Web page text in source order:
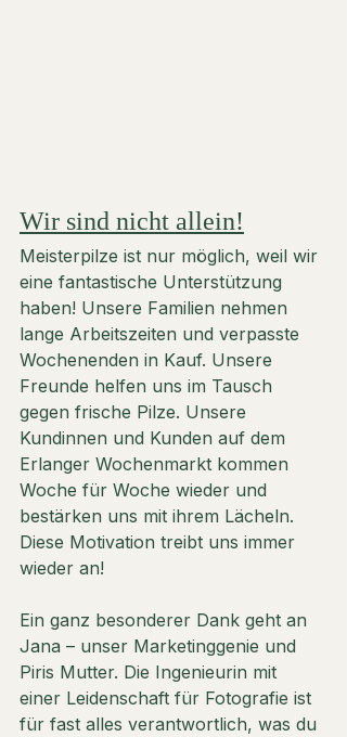
Wir sind nicht allein!
Meisterpilze ist nur möglich, weil wir
eine fantastische Unterstützung
haben! Unsere Familien nehmen
lange Arbeitszeiten und verpasste
Wochenenden in Kauf. Unsere
Freunde helfen uns im Tausch
gegen frische Pilze. Unsere
Kundinnen und Kunden auf dem
Erlanger Wochenmarkt kommen
Woche für Woche wieder und
bestärken uns mit ihrem Lächeln.
Diese Motivation treibt uns immer
wieder an!
Ein ganz besonderer Dank geht an
Jana – unser Marketinggenie und
Piris Mutter. Die Ingenieurin mit
einer Leidenschaft für Fotografie ist
für fast alles verantwortlich, was du